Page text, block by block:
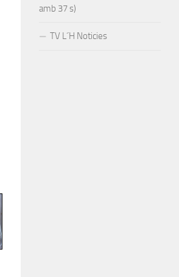
amb 37 s)
TV L´H Noticies